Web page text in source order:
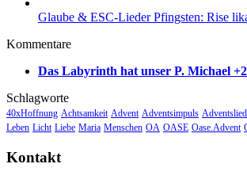
Glaube & ESC-Lieder Pfingsten: Rise
Kommentare
Das Labyrinth hat unser P. Michael
Schlagworte
40xHoffnung Achtsamkeit Advent Adventsimpuls
Leben Licht Liebe Maria Menschen OA OASE Oase.Advent
Kontakt